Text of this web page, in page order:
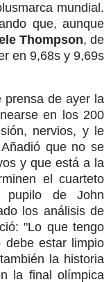
mundial.
que, aunque
Thompson, de
en 9,68s y 9,69s
prensa de ayer la
en los 200
nervios, y le
que no se
y que está a la
el cuarteto
pupilo de John
los análisis de
"Lo que tengo
debe estar limpio
la historia
la final olímpica